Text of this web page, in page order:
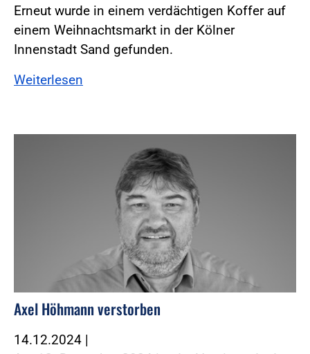
Erneut wurde in einem verdächtigen Koffer auf
einem Weihnachtsmarkt in der Kölner
Innenstadt Sand gefunden.
Weiterlesen
Axel Höhmann verstorben
14.12.2024 |